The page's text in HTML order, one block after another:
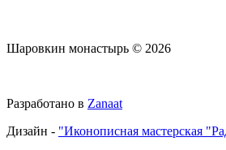
Шаровкин монастырь © 2026
Разработано в Zanaat
Дизайн - "Иконописная мастерская